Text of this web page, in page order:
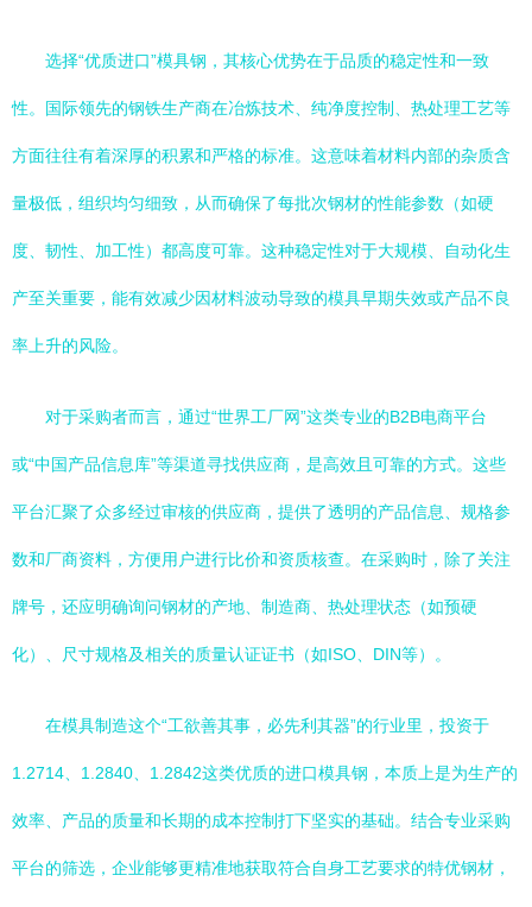
选择“优质进口”模具钢，其核心优势在于品质的稳定性和一致
性。国际领先的钢铁生产商在冶炼技术、纯净度控制、热处理工艺等
方面往往有着深厚的积累和严格的标准。这意味着材料内部的杂质含
量极低，组织均匀细致，从而确保了每批次钢材的性能参数（如硬
度、韧性、加工性）都高度可靠。这种稳定性对于大规模、自动化生
产至关重要，能有效减少因材料波动导致的模具早期失效或产品不良
率上升的风险。
对于采购者而言，通过“世界工厂网”这类专业的B2B电商平台
或“中国产品信息库”等渠道寻找供应商，是高效且可靠的方式。这些
平台汇聚了众多经过审核的供应商，提供了透明的产品信息、规格参
数和厂商资料，方便用户进行比价和资质核查。在采购时，除了关注
牌号，还应明确询问钢材的产地、制造商、热处理状态（如预硬
化）、尺寸规格及相关的质量认证证书（如ISO、DIN等）。
在模具制造这个“工欲善其事，必先利其器”的行业里，投资于
1.2714、1.2840、1.2842这类优质的进口模具钢，本质上是为生产的
效率、产品的质量和长期的成本控制打下坚实的基础。结合专业采购
平台的筛选，企业能够更精准地获取符合自身工艺要求的特优钢材，